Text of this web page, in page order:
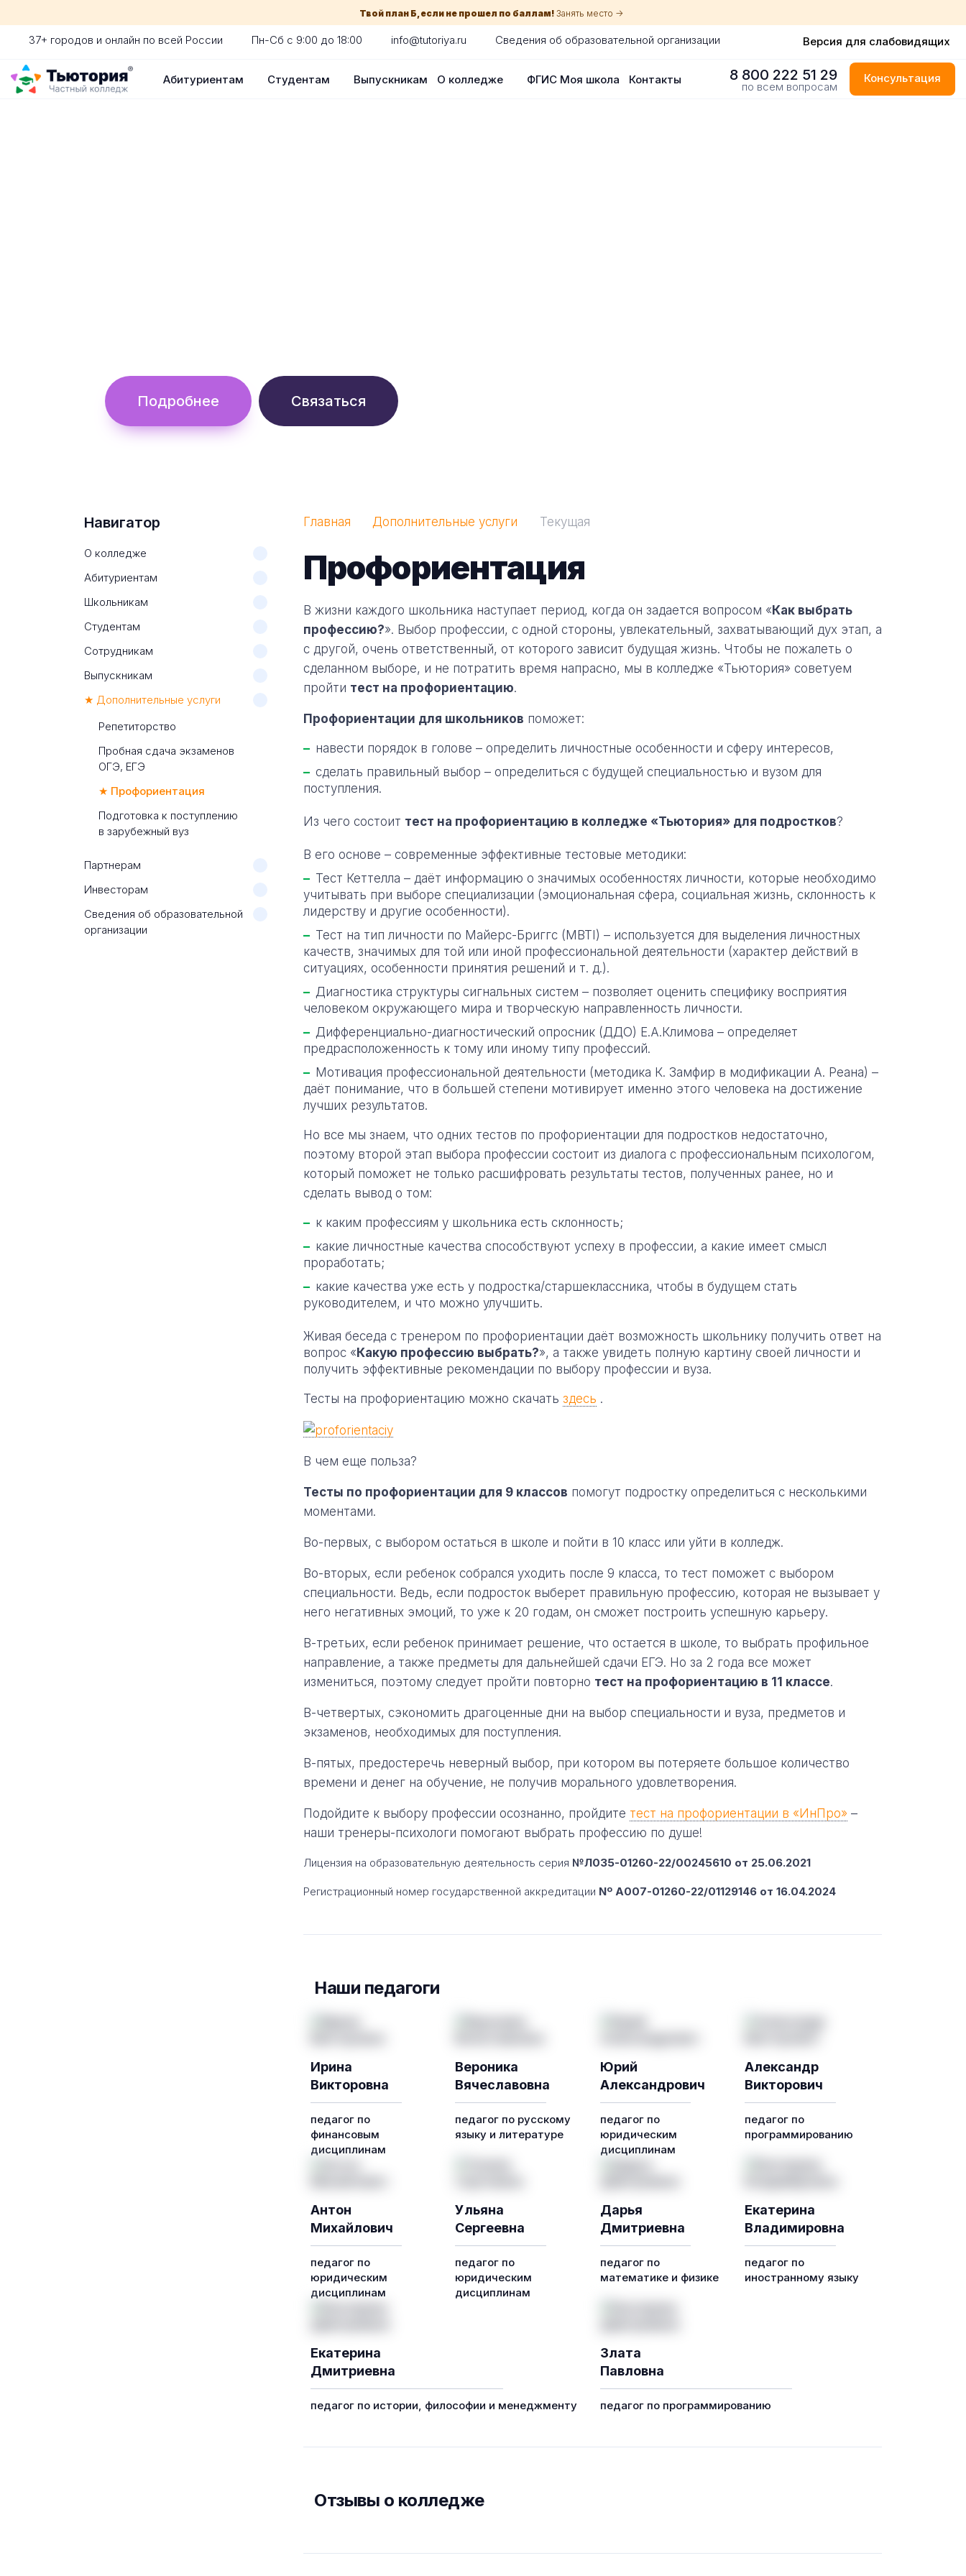
Твой план Б, если не прошел по баллам! Занять место ->
37+ городов и онлайн по всей России Пн-Сб с 9:00 до 18:00 info@tutoriya.ru Сведения об образовательной организации Версия для слабовидящих
Абитуриентам Студентам Выпускникам О колледже ФГИС Моя школа Контакты 8 800 222 51 29
по всем вопросам
Консультация
Подробнее Связаться
Навигатор
О колледже
Абитуриентам
Школьникам
Студентам
Сотрудникам
Выпускникам
★ Дополнительные услуги
Репетиторство
Пробная сдача экзаменов
ОГЭ, ЕГЭ
★ Профориентация
Подготовка к поступлению
в зарубежный вуз
Партнерам
Инвесторам
Сведения об образовательной
организации
Главная Дополнительные услуги Текущая
Профориентация
В жизни каждого школьника наступает период, когда он задается вопросом « Как выбрать
профессию?». Выбор профессии, с одной стороны, увлекательный, захватывающий дух этап, а
с другой, очень ответственный, от которого зависит будущая жизнь. Чтобы не пожалеть о
сделанном выборе, и не потратить время напрасно, мы в колледже «Тьютория» советуем
пройти тест на профориентацию.
Профориентации для школьников поможет:
навести порядок в голове – определить личностные особенности и сферу интересов,
сделать правильный выбор – определиться с будущей специальностью и вузом для
поступления.
Из чего состоит тест на профориентацию в колледже «Тьютория» для подростков?
В его основе – современные эффективные тестовые методики:
Тест Кеттелла – даёт информацию о значимых особенностях личности, которые необходимо
учитывать при выборе специализации (эмоциональная сфера, социальная жизнь, склонность к
лидерству и другие особенности).
Тест на тип личности по Майерс-Бриггс (MBTI) – используется для выделения личностных
качеств, значимых для той или иной профессиональной деятельности (характер действий в
ситуациях, особенности принятия решений и т. д.).
Диагностика структуры сигнальных систем – позволяет оценить специфику восприятия
человеком окружающего мира и творческую направленность личности.
Дифференциально-диагностический опросник (ДДО) Е.А.Климова – определяет
предрасположенность к тому или иному типу профессий.
Мотивация профессиональной деятельности (методика К. Замфир в модификации А. Реана) –
даёт понимание, что в большей степени мотивирует именно этого человека на достижение
лучших результатов.
Но все мы знаем, что одних тестов по профориентации для подростков недостаточно,
поэтому второй этап выбора профессии состоит из диалога с профессиональным психологом,
который поможет не только расшифровать результаты тестов, полученных ранее, но и
сделать вывод о том:
к каким профессиям у школьника есть склонность;
какие личностные качества способствуют успеху в профессии, а какие имеет смысл
проработать;
какие качества уже есть у подростка/старшеклассника, чтобы в будущем стать
руководителем, и что можно улучшить.
Живая беседа с тренером по профориентации даёт возможность школьнику получить ответ на
вопрос « Какую профессию выбрать?», а также увидеть полную картину своей личности и
получить эффективные рекомендации по выбору профессии и вуза.
Тесты на профориентацию можно скачать здесь .
В чем еще польза?
Тесты по профориентации для 9 классов помогут подростку определиться с несколькими
моментами.
Во-первых, с выбором остаться в школе и пойти в 10 класс или уйти в колледж.
Во-вторых, если ребенок собрался уходить после 9 класса, то тест поможет с выбором
специальности. Ведь, если подросток выберет правильную профессию, которая не вызывает у
него негативных эмоций, то уже к 20 годам, он сможет построить успешную карьеру.
В-третьих, если ребенок принимает решение, что остается в школе, то выбрать профильное
направление, а также предметы для дальнейшей сдачи ЕГЭ. Но за 2 года все может
измениться, поэтому следует пройти повторно тест на профориентацию в 11 классе.
В-четвертых, сэкономить драгоценные дни на выбор специальности и вуза, предметов и
экзаменов, необходимых для поступления.
В-пятых, предостеречь неверный выбор, при котором вы потеряете большое количество
времени и денег на обучение, не получив морального удовлетворения.
Подойдите к выбору профессии осознанно, пройдите тест на профориентации в «ИнПро» –
наши тренеры-психологи помогают выбрать профессию по душе!
Лицензия на образовательную деятельность серия №Л035-01260-22/00245610 от 25.06.2021
Регистрационный номер государственной аккредитации Nº A007-01260-22/01129146 от 16.04.2024
Наши педагоги
Ирина
Викторовна
педагог по
финансовым
дисциплинам
Вероника
Вячеславовна
педагог по русскому
языку и литературе
Юрий
Александрович
педагог по
юридическим
дисциплинам
Александр
Викторович
педагог по
программированию
Антон
Михайлович
педагог по
юридическим
дисциплинам
Ульяна
Сергеевна
педагог по
юридическим
дисциплинам
Дарья
Дмитриевна
педагог по
математике и физике
Екатерина
Владимировна
педагог по
иностранному языку
Екатерина
Дмитриевна
педагог по истории, философии и менеджменту
Злата
Павловна
педагог по программированию
Отзывы о колледже